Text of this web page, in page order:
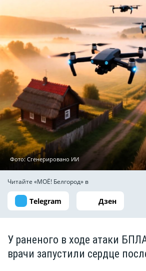
Фото: Сгенерировано ИИ
Читайте «МОЁ! Белгород» в
Telegram Дзен
У раненого в ходе атаки
врачи запустили сердце